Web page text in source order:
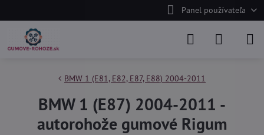
Panel používateľa
BMW 1 (E81, E82, E87, E88) 2004-2011
BMW 1 (E87) 2004-2011 -
autorohože gumové Rigum